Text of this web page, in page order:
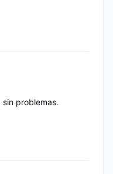
problemas.